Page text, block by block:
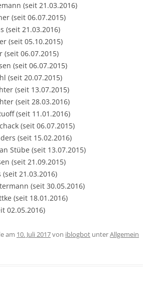
(seit 21.03.2016)
(seit 06.07.2015)
(seit 21.03.2016)
(seit 05.10.2015)
(seit 06.07.2015)
(seit 06.07.2015)
(seit 20.07.2015)
(seit 13.07.2015)
(seit 28.03.2016)
(seit 11.01.2016)
(seit 06.07.2015)
(seit 15.02.2016)
Stübe (seit 13.07.2015)
(seit 21.09.2015)
(seit 21.03.2016)
(seit 30.05.2016)
(seit 18.01.2016)
02.05.2016)
am 10. Juli 2017von iblogbot unterAllgemein